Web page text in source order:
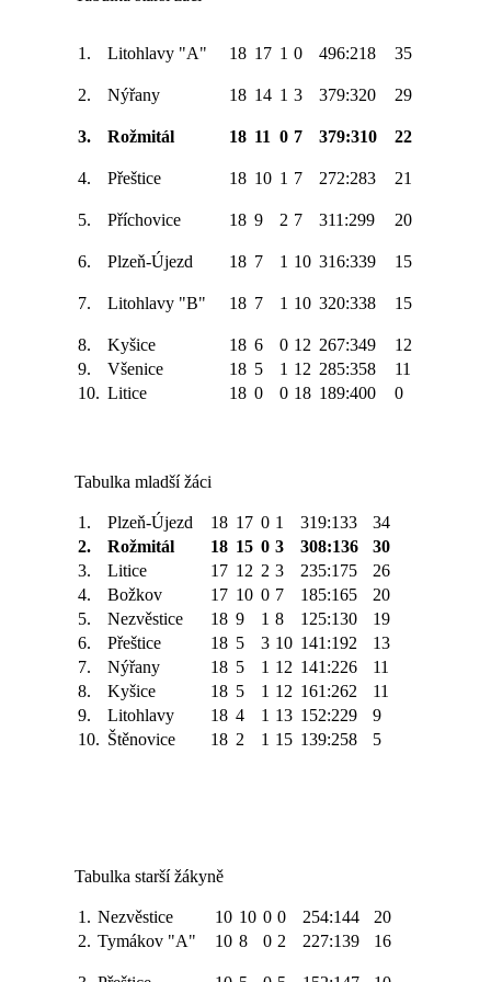
1. Litohlavy "A" 18 17 1 0 496:218 35
2. Nýřany 18 14 1 3 379:320 29
3. Rožmitál 18 11 0 7 379:310 22
4. Přeštice 18 10 1 7 272:283 21
5. Příchovice 18 9 2 7 311:299 20
6. Plzeň-Újezd 18 7 1 10 316:339 15
7. Litohlavy "B" 18 7 1 10 320:338 15
8. Kyšice 18 6 0 12 267:349
12
9.
Všenice 18 5 1 12 285:358
11
10. Litice 18 0 0 18 189:400 0
Tabulka mladší žáci
1. Plzeň-Újezd 18 17 0 1 319:133
34
2.
Rožmitál 18 15 0 3 308:136
30
3.
Litice 17 12 2 3 235:175
26
4.
Božkov 17 10 0 7 185:165
20
5.
Nezvěstice 18 9 1 8 125:130
19
6.
Přeštice 18 5 3 10 141:192
13
7.
Nýřany 18 5 1 12 141:226
11
8.
Kyšice 18 5 1 12 161:262
11
9.
Litohlavy 18 4 1 13 152:229
9
10. Štěnovice 18 2 1 15 139:258 5
Tabulka starší žákyně
1. Nezvěstice 10 10 0 0 254:144
20
2. Tymákov "A" 10 8 0 2 227:139 16